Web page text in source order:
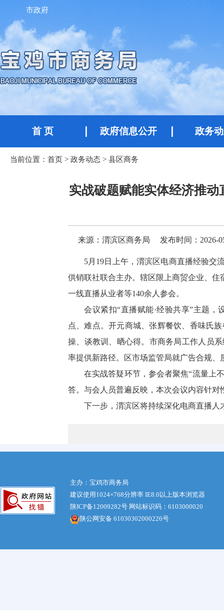
市政府
首 页 政府信息公开 政务
当前位置： 首页 > 政务动态 > 县区商务
实战破题赋能实体经济推
来源：渭滨区商务局 发布时间：2026-
5月19日上午，渭滨区电商直播经验交
供销联社联合主办。辖区限上商贸企业、
一线直播从业者等140余人参会。
会议紧扣“直播赋能·经验共享”主题
点、难点。开元商城、张辉餐饮、香味氏
操、谈教训、晒心得。市商务局工作人员
率提供新路径。区市场监管局就广告合规
在实战答疑环节，参会者聚焦“流量上
答。与会人员普遍反映，本次会议内容针
下一步，渭滨区将持续深化电商直播人
主办：宝鸡市商务局
建议使用1024×768分辨率 IE8.0以上版本浏览器
陕ICP备12009282号 网站标识码：6103000020
陕公网安备 61030302000226号